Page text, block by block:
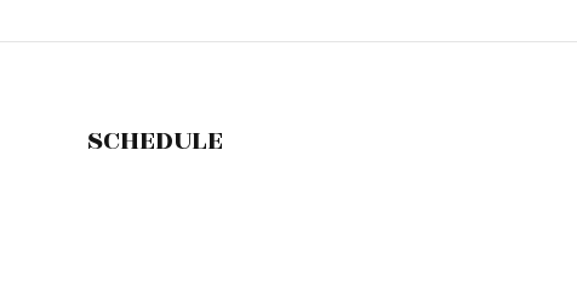
SCHEDULE